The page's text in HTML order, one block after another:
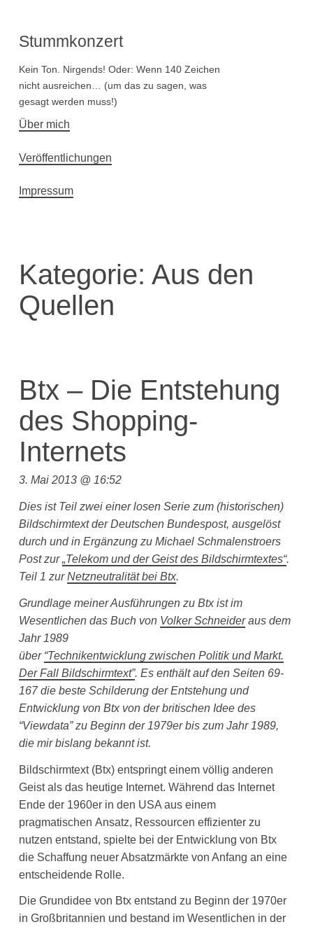
Stummkonzert
Kein Ton. Nirgends! Oder: Wenn 140 Zeichen
nicht ausreichen… (um das zu sagen, was
gesagt werden muss!)
Hauptnavigation
Über mich
Veröffentlichungen
Impressum
Kategorie: Aus den
Quellen
Btx – Die Entstehung
des Shopping-
Internets
3. Mai 2013 @ 16:52
Dies ist Teil zwei einer losen Serie zum (historischen)
Bildschirmtext der Deutschen Bundespost, ausgelöst
durch und in Ergänzung zu Michael Schmalenstroers
Post zur „Telekom und der Geist des Bildschirmtextes“.
Teil 1 zurNetzneutralität bei Btx.
Grundlage meiner Ausführungen zu Btx ist im
Wesentlichen das Buch von Volker Schneideraus dem
Jahr 1989
über “Technikentwicklung zwischen Politik und Markt.
Der Fall Bildschirmtext”. Es enthält auf den Seiten 69-
167 die beste Schilderung der Entstehung und
Entwicklung von Btx von der britischen Idee des
“Viewdata” zu Beginn der 1979er bis zum Jahr 1989,
die mir bislang bekannt ist.
Bildschirmtext (Btx) entspringt einem völlig anderen
Geist als das heutige Internet. Während das Internet
Ende der 1960er in den USA aus einem
pragmatischen Ansatz, Ressourcen effizienter zu
nutzen entstand, spielte bei der Entwicklung von Btx
die Schaffung neuer Absatzmärkte von Anfang an eine
entscheidende Rolle.
Die Grundidee von Btx entstand zu Beginn der 1970er
in Großbritannien und bestand im Wesentlichen in der